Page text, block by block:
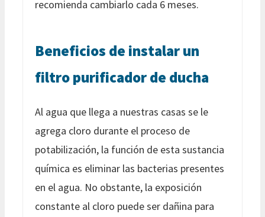
recomienda cambiarlo cada 6 meses.
Beneficios de instalar un
filtro purificador de ducha
Al agua que llega a nuestras casas se le
agrega cloro durante el proceso de
potabilización, la función de esta sustancia
química es eliminar las bacterias presentes
en el agua. No obstante, la exposición
constante al cloro puede ser dañina para